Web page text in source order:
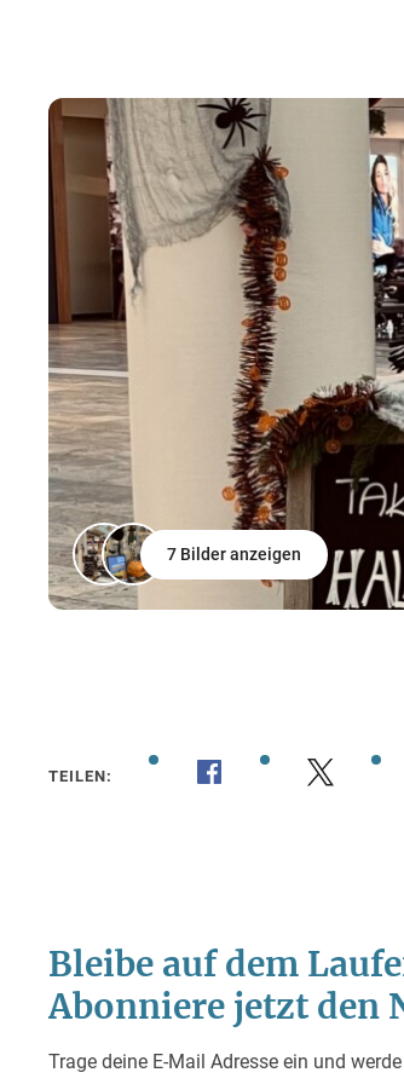
7 Bilder anzeigen
TEILEN: